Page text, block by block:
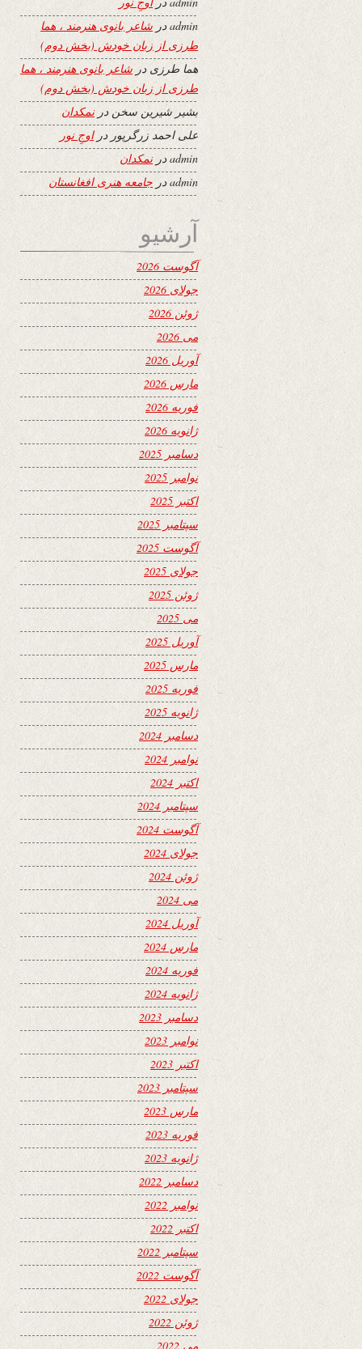
adminدر شاعر بانوی هنرمند ، هما
طرزی از زبان خودش (بخش دوم)
هما طرزی در شاعر بانوی هنرمند ، هما
طرزی از زبان خودش (بخش دوم)
بشیر شیرین سخن درنمکدان
علی احمد زرگرپور دراوجِ نور
adminدرنمکدان
admin در جامعه هنری افغانستان
آرشیو
آگوست 2026
جولای 2026
ژوئن 2026
می 2026
آوریل 2026
مارس 2026
فوریه 2026
ژانویه 2026
دسامبر 2025
نوامبر 2025
اکتبر 2025
سپتامبر 2025
آگوست 2025
جولای 2025
ژوئن 2025
می 2025
آوریل 2025
مارس 2025
فوریه 2025
ژانویه 2025
دسامبر 2024
نوامبر 2024
اکتبر 2024
سپتامبر 2024
آگوست 2024
جولای 2024
ژوئن 2024
می 2024
آوریل 2024
مارس 2024
فوریه 2024
ژانویه 2024
دسامبر 2023
نوامبر 2023
اکتبر 2023
سپتامبر 2023
مارس 2023
فوریه 2023
ژانویه 2023
دسامبر 2022
نوامبر 2022
اکتبر 2022
سپتامبر 2022
آگوست 2022
جولای 2022
ژوئن 2022
می 2022